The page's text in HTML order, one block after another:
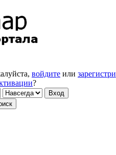
войдите или
?